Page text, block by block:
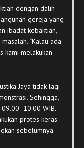
dengan dalih
gereja yang
ibadat kebaktian,
“Kalau ada
kami melakukan
Jaya tidak lagi
Sehingga,
10.00 WIB.
protes keras
sebelumnya.